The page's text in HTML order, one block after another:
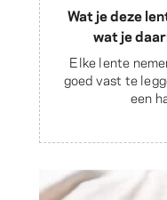
Wat je deze
wat je
Elke lente
goed vast te
een